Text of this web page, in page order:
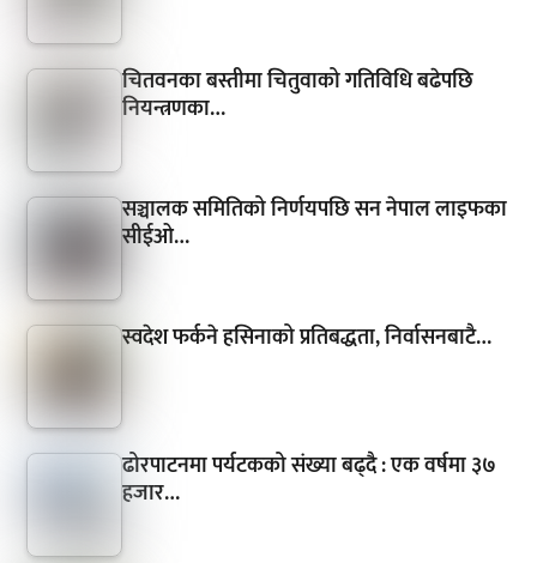
चितवनका बस्तीमा चितुवाको गतिविधि बढेपछि
नियन्त्रणका…
सञ्चालक समितिको निर्णयपछि सन नेपाल लाइफका
सीईओ…
स्वदेश फर्कने हसिनाको प्रतिबद्धता, निर्वासनबाटै…
ढोरपाटनमा पर्यटकको संख्या बढ्दै : एक वर्षमा ३७
हजार…